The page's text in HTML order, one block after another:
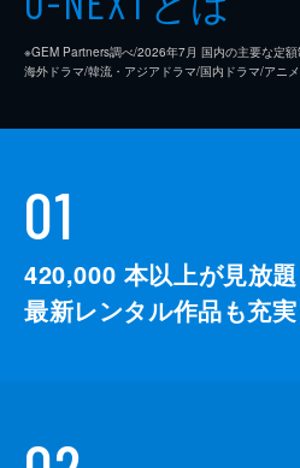
※GEM Partners調べ/2026年7⽉ 国内の主要な定
海外ドラマ/韓流・アジアドラマ/国内ドラマ/アニ
01
420,000 本以上が見放題
最新レンタル作品も充実